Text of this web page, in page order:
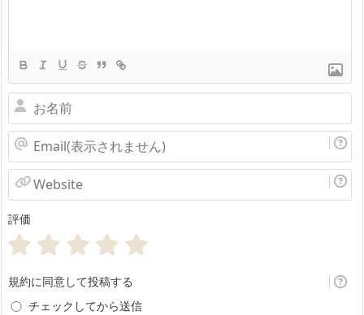
お
名
前
Email(表
示
さ
れ
ま
ん)
評価
規約に同意して投稿する
チェックしてから送信